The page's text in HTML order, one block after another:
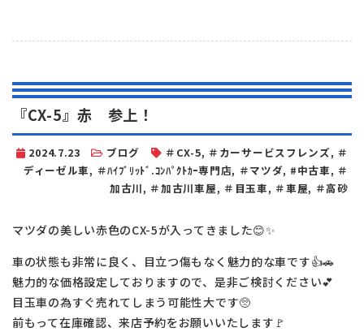
『CX-5』赤 参上！
2024.7.23 ブログ ＃CX-5, ＃カーサービスフレンズ, ＃
ディーゼル車, ＃ﾊｲﾌﾞﾘｯﾄﾞ.ｺﾝﾊﾟｸﾄｶｰ専門店, ＃マツダ, #中古車, ＃
加古川, ＃加古川車屋, ＃目玉車, ＃車屋, ＃高砂
マツダの美しい赤色のCX-5が入ってきました😊✨
車の状態も非常に良く、目立つ傷もなく魅力的な車です👍🚗
魅力的な価格設定しておりますので、是非ご検討ください💕
目玉車の為すぐ売れてしまう可能性大です🥺
前もって在庫確認、来店予約をお願いいたします🚩